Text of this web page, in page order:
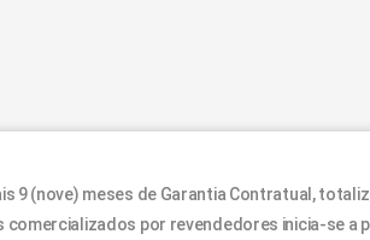
9 (nove) meses de Garantia Contratual,
por revendedores inicia-se a